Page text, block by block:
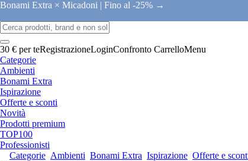
Bonami Extra × Micadoni | Fino al -25% →
30 € per teRegistrazioneLoginConfronto CarrelloMenu
Categorie
Ambienti
Bonami Extra
Ispirazione
Offerte e sconti
Novità
Prodotti premium
TOP100
Professionisti
Categorie Ambienti Bonami Extra Ispirazione Offerte e